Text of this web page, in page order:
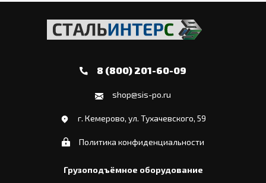
8 (800) 201-60-09
shop@sis-po.ru
г. Кемерово, ул. Тухачевского, 59
Политика конфиденциальности
Грузоподъёмное оборудование